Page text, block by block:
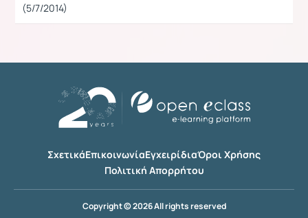
(5/7/2014)
ΣχετικάΕπικοινωνίαΕγχειρίδιαΌροι Χρήσης
Πολιτική Απορρήτου
Copyright © 2026 All rights reserved